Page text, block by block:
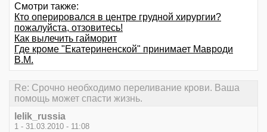
Смотри также:
Кто оперировался в центре грудной хирургии?
пожалуйста, отзовитесь!
Как вылечить гайморит
Где кроме "Екатериненской" принимает Мавроди
В.М.
Re: Срочно необходимо переливание крови. Ваша
помощь может спасти жизнь.
lelik_russia
1 - 31.03.2010 - 11:08